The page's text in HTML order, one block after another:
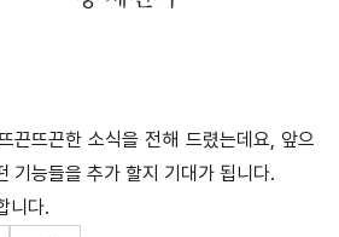
끈뜨끈한 소식을 전해 드렸는데요, 앞으
기능들을 추가 할지 기대가 됩니다.
니다.